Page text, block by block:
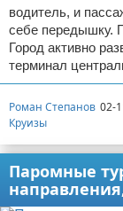
Билеты
Пляжный отдых
Турагенства
водитель, и
себе передышку.
Город активно
терминал
Роман Степанов 02-
Круизы
Паромные